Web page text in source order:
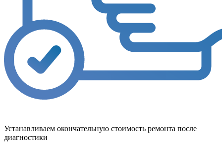
Устанавливаем окончательную стоимость ремонта после
диагностики